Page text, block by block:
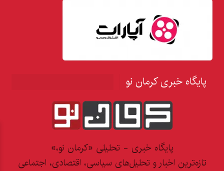
پایگاه خبری کرمان نو
پایگاه خبری - تحلیلی «کرمان نو،»
تازه‌ترین اخبار و تحلیل‌های سیاسی، اقتصادی، اجتماعی